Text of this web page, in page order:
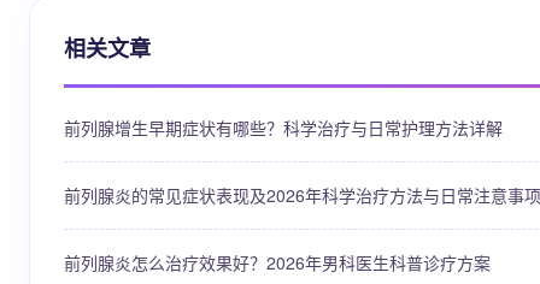
相关文章
前列腺增生早期症状有哪些？科学治疗与日常护理方法详解
前列腺炎的常见症状表现及2026年科学治疗方法与日常注意事项
前列腺炎怎么治疗效果好？2026年男科医生科普诊疗方案